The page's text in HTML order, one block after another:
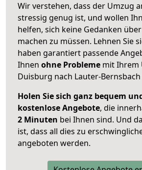
Wir verstehen, dass der Umzug
stressig genug ist, und wollen
helfen, sich keine Gedanken
machen zu müssen. Lehnen Sie
haben garantiert passende
Ihnen ohne Probleme mit Ihrem
Duisburg nach Lauter-
Holen Sie sich ganz bequem
kostenlose Angebote, die
2 Minuten bei Ihnen sind. Und
ist, dass all dies zu
angeboten werden.